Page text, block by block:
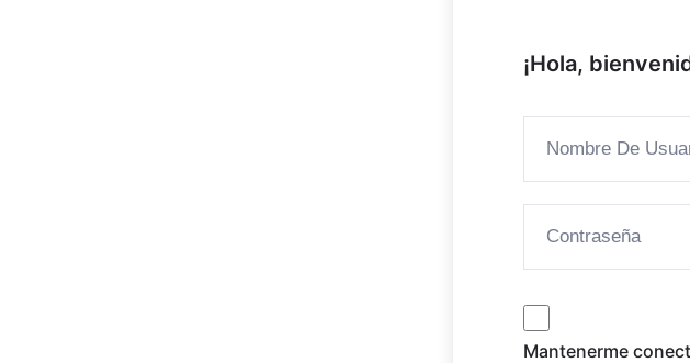
¡Hola,
Mantenerme